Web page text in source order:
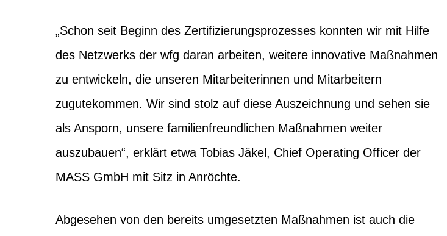
„Schon seit Beginn des Zertifizierungsprozesses konnten wir mit Hilfe
des Netzwerks der wfg daran arbeiten, weitere innovative Maßnahmen
zu entwickeln, die unseren Mitarbeiterinnen und Mitarbeitern
zugutekommen. Wir sind stolz auf diese Auszeichnung und sehen sie
als Ansporn, unsere familienfreundlichen Maßnahmen weiter
auszubauen“, erklärt etwa Tobias Jäkel, Chief Operating Officer der
MASS GmbH mit Sitz in Anröchte.
Abgesehen von den bereits umgesetzten Maßnahmen ist auch die